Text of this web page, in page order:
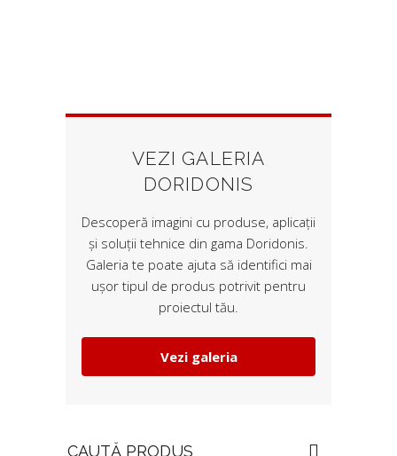
VEZI GALERIA
DORIDONIS
Descoperă imagini cu produse, aplicații
și soluții tehnice din gama Doridonis.
Galeria te poate ajuta să identifici mai
ușor tipul de produs potrivit pentru
proiectul tău.
Vezi galeria